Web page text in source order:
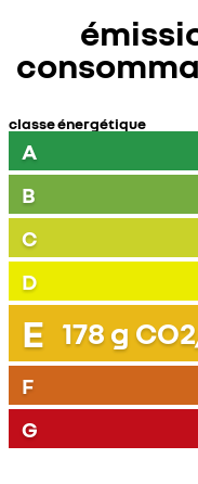
classe énergétique
A
B
C
D
E 178 g
F
G